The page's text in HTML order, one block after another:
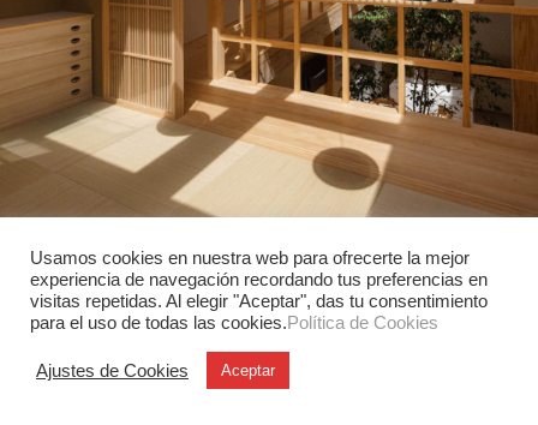
Tradición y vanguardia en House in Kyoto, un proyecto de 07BEACH.
© Yosuke Ohtake
Usamos cookies en nuestra web para ofrecerte la mejor
experiencia de navegación recordando tus preferencias en
visitas repetidas. Al elegir "Aceptar", das tu consentimiento
para el uso de todas las cookies.Política de Cookies
Ajustes de Cookies Aceptar